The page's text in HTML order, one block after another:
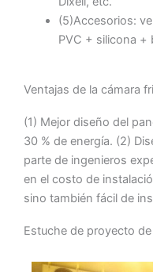
(5)Accesorios:
PVC + silicona +
Ventajas de la cámara
(1) Mejor diseño del
30 % de energía. (2)
parte de ingenieros
en el costo de
sino también fácil de
Estuche de proyecto